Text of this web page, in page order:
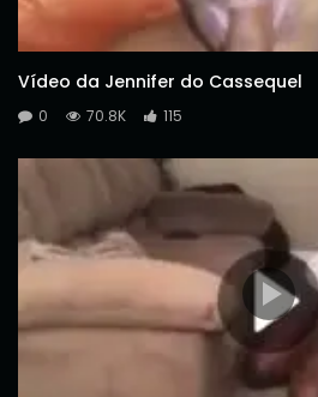
Vídeo da Jennifer do Cassequel
0 70.8K 115